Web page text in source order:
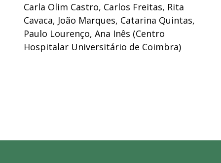
Carla Olim Castro, Carlos Freitas, Rita
Cavaca, João Marques, Catarina Quintas,
Paulo Lourenço, Ana Inês (Centro
Hospitalar Universitário de Coimbra)